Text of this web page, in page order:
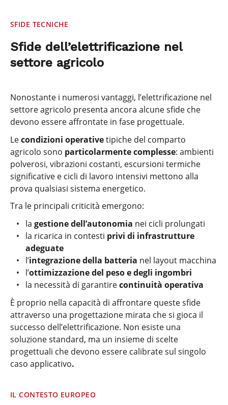
SFIDE TECNICHE
Sfide dell’elettrificazione nel
settore agricolo
Nonostante i numerosi vantaggi, l’elettrificazione nel
settore agricolo presenta ancora alcune sfide che
devono essere affrontate in fase progettuale.
Lecondizioni operativetipiche del comparto
agricolo sono particolarmente complesse: ambienti
polverosi, vibrazioni costanti, escursioni termiche
significative e cicli di lavoro intensivi mettono alla
prova qualsiasi sistema energetico.
Tra le principali criticità emergono:
la gestione dell’autonomia nei cicli prolungati
la ricarica in contesti privi di infrastrutture
adeguate
l’integrazione della batteria nel layout macchina
l’ottimizzazione del peso e degli ingombri
la necessità di garantirecontinuità operativa
È proprio nella capacità di affrontare queste sfide
attraverso una progettazione mirata che si gioca il
successo dell’elettrificazione. Non esiste una
soluzione standard, ma un insieme di scelte
progettuali che devono essere calibrate sul singolo
caso applicativo.
IL CONTESTO EUROPEO